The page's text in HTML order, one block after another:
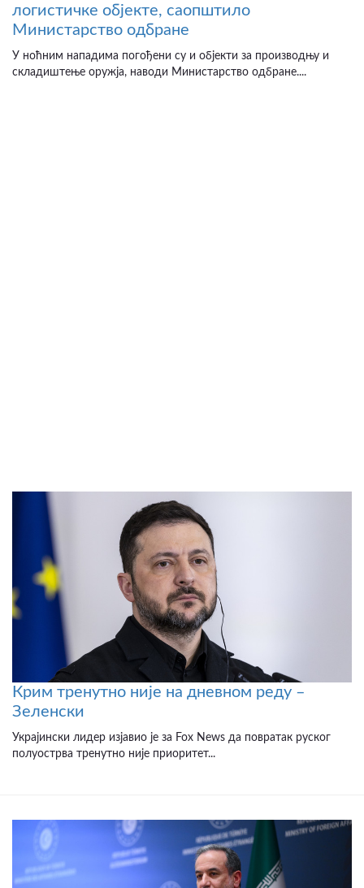
логистичке објекте, саопштило
Министарство одбране
У ноћним нападима погођени су и објекти за производњу и
складиштење оружја, наводи Министарство одбране....
Крим тренутно није на дневном реду –
Зеленски
Украјински лидер изјавио је за Fox News да повратак руског
полуострва тренутно није приоритет...